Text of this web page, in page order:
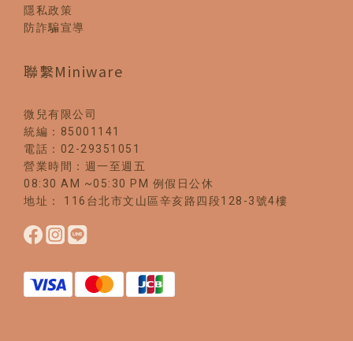
隱私政策
防詐騙宣導
聯繫Miniware
微兒有限公司
統編：85001141
電話：02-29351051
營業時間：週一至週五
08:30 AM ~05:30 PM 例假日公休
地址： 116台北市文山區辛亥路四段128-3號4樓